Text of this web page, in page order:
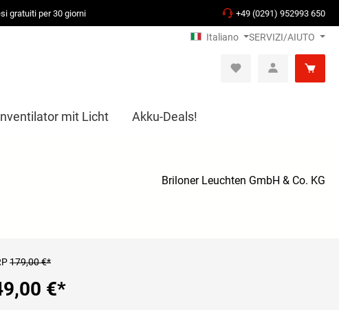
gratuiti per 30 giorni +49 (0291) 952993 650
Italiano SERVIZI/AIUTO
mit Licht Akku-Deals!
Briloner Leuchten GmbH & Co. KG
179,00 €*
€*